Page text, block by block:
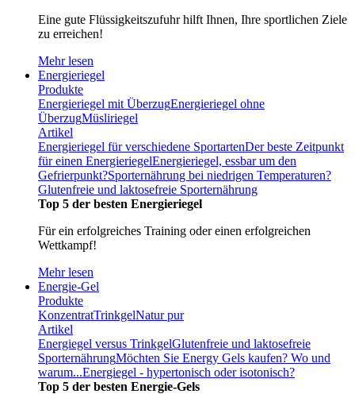
Eine gute Flüssigkeitszufuhr hilft Ihnen, Ihre sportlichen Ziele
zu erreichen!
Mehr lesen
Energieriegel
Produkte
Energieriegel mit ÜberzugEnergieriegel ohne
ÜberzugMüsliriegel
Artikel
Energieriegel für verschiedene SportartenDer beste Zeitpunkt
für einen EnergieriegelEnergieriegel, essbar um den
Gefrierpunkt?Sporternährung bei niedrigen Temperaturen?
Glutenfreie und laktosefreie Sporternährung
Top 5 der besten Energieriegel
Für ein erfolgreiches Training oder einen erfolgreichen
Wettkampf!
Mehr lesen
Energie-Gel
Produkte
KonzentratTrinkgelNatur pur
Artikel
Energiegel versus TrinkgelGlutenfreie und laktosefreie
SporternährungMöchten Sie Energy Gels kaufen? Wo und
warum...Energiegel - hypertonisch oder isotonisch?
Top 5 der besten Energie-Gels